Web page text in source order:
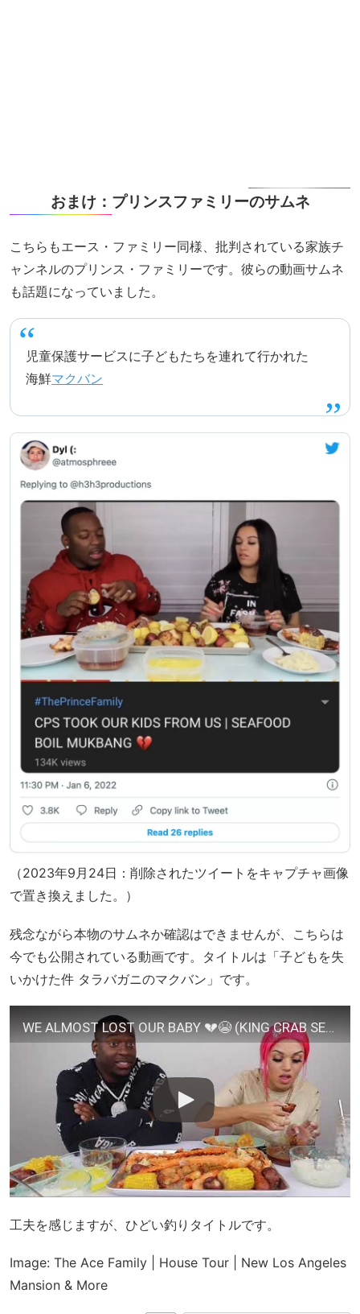
おまけ：プリンスファミリーのサムネ
こちらもエース・ファミリー同様、批判されている家族チ
ャンネルのプリンス・ファミリーです。彼らの動画サムネ
も話題になっていました。
児童保護サービスに子どもたちを連れて行かれた
海鮮マクバン
（2023年9月24日：削除されたツイートをキャプチャ画像
で置き換えました。）
残念ながら本物のサムネか確認はできませんが、こちらは
今でも公開されている動画です。タイトルは「子どもを失
いかけた件 タラバガニのマクバン」です。
WE ALMOST LOST OUR BABY 💔😭 (KING CRAB SEAFOOD BOIL MUKBANG)
工夫を感じますが、ひどい釣りタイトルです。
Image: The Ace Family | House Tour | New Los Angeles
Mansion & More